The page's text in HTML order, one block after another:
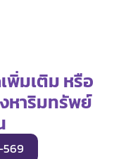
พิ่มเติม หรือ
หาริมทรัพย์